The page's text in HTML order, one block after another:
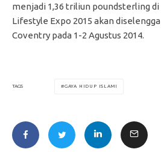
menjadi 1,36 triliun poundsterling di
Lifestyle Expo 2015 akan
Coventry pada 1-2 Agustus 2014.
TAGS GAYA HIDUP ISLAMI